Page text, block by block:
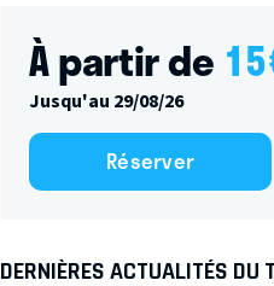
À partir de 15
Jusqu'au 29/08/26
Réserver
DERNIÈRES ACTUALITÉS DU